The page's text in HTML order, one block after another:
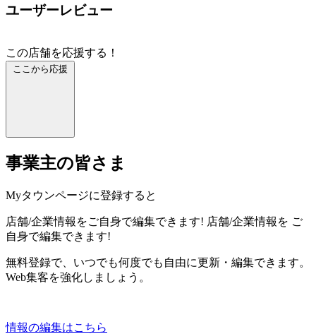
ユーザーレビュー
この店舗を応援する！
ここから応援
事業主の皆さま
Myタウンページに登録すると
店舗/企業情報をご自身で編集できます! 店舗/企業情報を ご
自身で編集できます!
無料登録で、いつでも何度でも自由に更新・編集できます。
Web集客を強化しましょう。
情報の編集はこちら